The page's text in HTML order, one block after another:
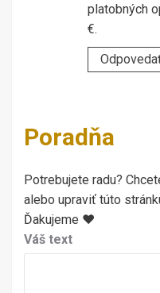
platobných
€.
Poradňa
Potrebujete radu?
alebo upraviť túto
Ďakujeme ♥
Váš text